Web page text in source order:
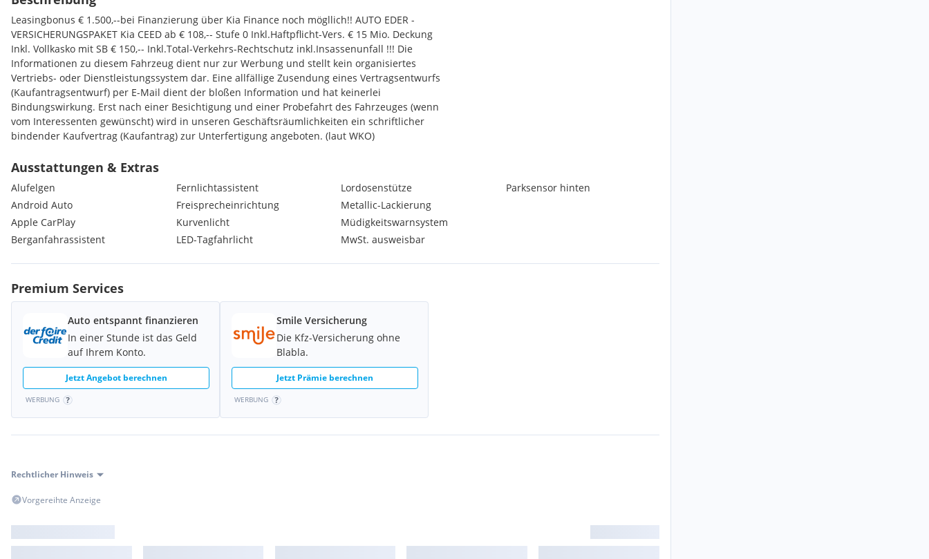
Leasingbonus € 1.500,--bei Finanzierung über Kia Finance noch mögllich!! AUTO EDER -
VERSICHERUNGSPAKET Kia CEED ab € 108,-- Stufe 0 Inkl.Haftpflicht-Vers. € 15 Mio. Deckung
Inkl. Vollkasko mit SB € 150,-- Inkl.Total-Verkehrs-Rechtschutz inkl.Insassenunfall !!! Die
Informationen zu diesem Fahrzeug dient nur zur Werbung und stellt kein organisiertes
Vertriebs- oder Dienstleistungssystem dar. Eine allfällige Zusendung eines Vertragsentwurfs
(Kaufantragsentwurf) per E-Mail dient der bloßen Information und hat keinerlei
Bindungswirkung. Erst nach einer Besichtigung und einer Probefahrt des Fahrzeuges (wenn
vom Interessenten gewünscht) wird in unseren Geschäftsräumlichkeiten ein schriftlicher
bindender Kaufvertrag (Kaufantrag) zur Unterfertigung angeboten. (laut WKO)
Ausstattungen & Extras
Alufelgen
Android Auto
Apple CarPlay
Berganfahrassistent
Fernlichtassistent
Freisprecheinrichtung
Kurvenlicht
LED-Tagfahrlicht
Lordosenstütze
Metallic-Lackierung
Müdigkeitswarnsystem
MwSt. ausweisbar
Parksensor hinten
Premium Services
Auto entspannt finanzieren
In einer Stunde ist das Geld
auf Ihrem Konto.
Jetzt Angebot berechnen
WERBUNG
Smile Versicherung
Die Kfz-Versicherung ohne
Blabla.
Jetzt Prämie berechnen
WERBUNG
Rechtlicher Hinweis
Vorgereihte Anzeige